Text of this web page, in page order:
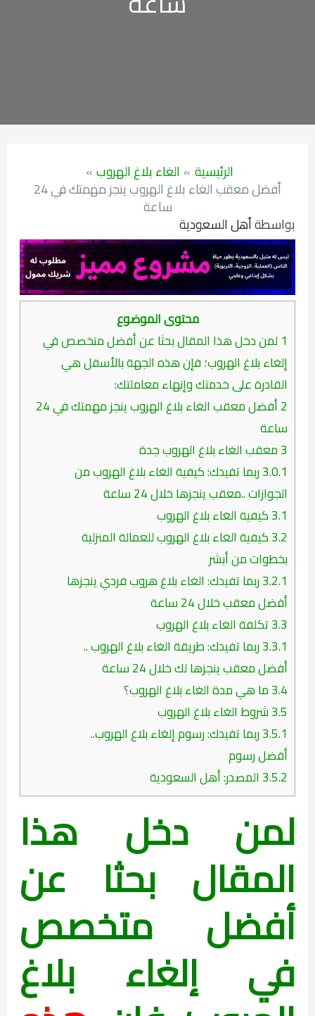
الرئيسية الغاء بلاغ الهروب
أفضل معقب الغاء بلاغ الهروب ينجز مهمتك في 24
ساعة
بواسطةأهل السعودية
محتوى الموضوع
1 لمن دخل هذا المقال بحثا عن أفضل متخصص في
إلغاء بلاغ الهروب؛ فإن هذه الجهة بالأسفل هي
القادرة على خدمتك وإنهاء معاملتك:
2
أفضل معقب الغاء بلاغ الهروب ينجز مهمتك في 24
ساعة
3معقب الغاء بلاغ الهروب جدة
3.0.1ربما تفيدك: كيفية الغاء بلاغ الهروب من
الجوازات ..معقب ينجزها خلال 24 ساعة
3.1كيفية الغاء بلاغ الهروب
3.2كيفية الغاء بلاغ الهروب للعمالة المنزلية
بخطوات من أبشر
3.2.1ربما تفيدك: الغاء بلاغ هروب فردي ينجزها
أفضل معقب خلال 24 ساعة
3.3تكلفة الغاء بلاغ الهروب
3.3.1ربما تفيدك: طريقة الغاء بلاغ الهروب ..
أفضل معقب ينجزها لك خلال 24 ساعة
3.4ما هي مدة الغاء بلاغ الهروب؟
3.5شروط الغاء بلاغ الهروب
3.5.1ربما تفيدك: رسوم إلغاء بلاغ الهروب..
أفضل رسوم
3.5.2 المصدر: أهل السعودية
لمن دخل هذا
المقال بحثا عن
أفضل متخصص
في إلغاء بلاغ